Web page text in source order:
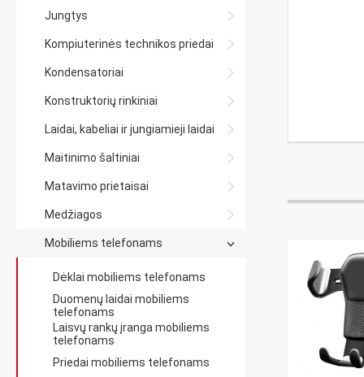
Jungtys
Kompiuterinės technikos priedai
Kondensatoriai
Konstruktorių rinkiniai
Laidai, kabeliai ir jungiamieji laidai
Maitinimo šaltiniai
Matavimo prietaisai
Medžiagos
Mobiliems telefonams
Dėklai mobiliems telefonams
Duomenų laidai mobiliems
telefonams
Laisvų rankų įranga mobiliems
telefonams
Priedai mobiliems telefonams